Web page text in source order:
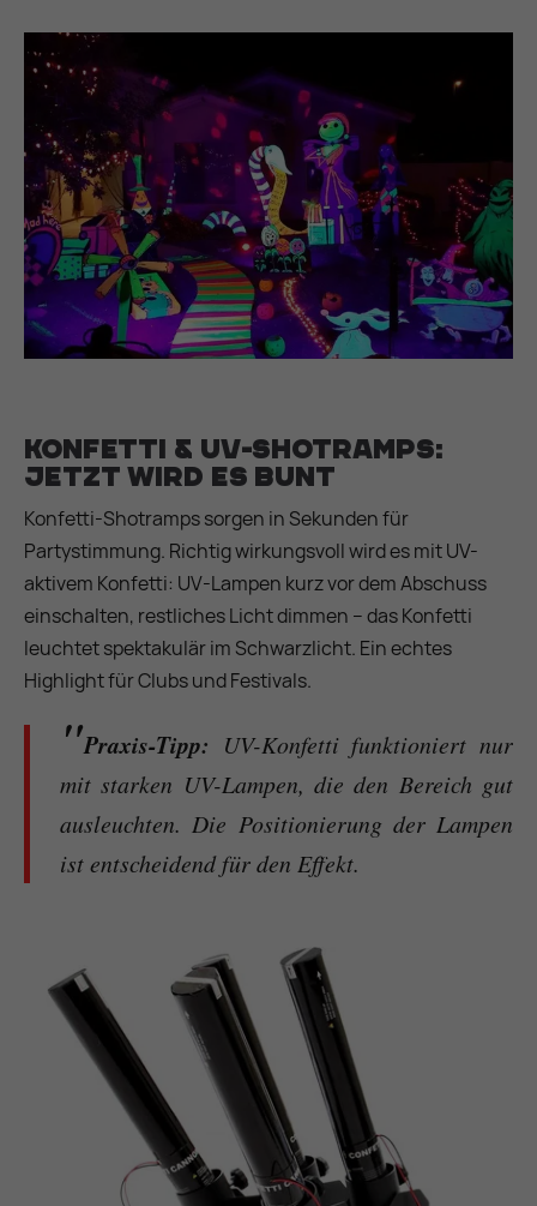
Konfetti & UV-Shotramps:
Jetzt wird es bunt
Konfetti-Shotramps sorgen in Sekunden für
Partystimmung. Richtig wirkungsvoll wird es mit UV-
aktivem Konfetti: UV-Lampen kurz vor dem Abschuss
einschalten, restliches Licht dimmen – das Konfetti
leuchtet spektakulär im Schwarzlicht. Ein echtes
Highlight für Clubs und Festivals.
Praxis-Tipp: UV-Konfetti funktioniert nur
mit starken UV-Lampen, die den Bereich gut
ausleuchten. Die Positionierung der Lampen
ist entscheidend für den Effekt.